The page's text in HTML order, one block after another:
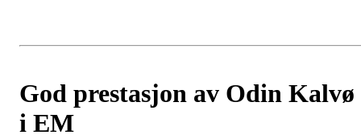
God prestasjon av Odin Kalvø
i EM